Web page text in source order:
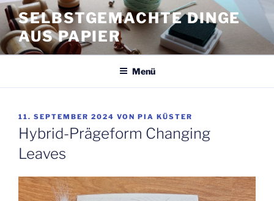
Zum
Inhalt
springen
SELBSTGEMACHTE DINGE
AUS PAPIER
Menü
VERÖFFENTLICHT
AM
11. SEPTEMBER 2024 VON PIA KÜSTER
Hybrid-Prägeform Changing
Leaves